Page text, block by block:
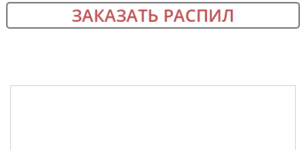
ЗАКАЗАТЬ РАСПИЛ